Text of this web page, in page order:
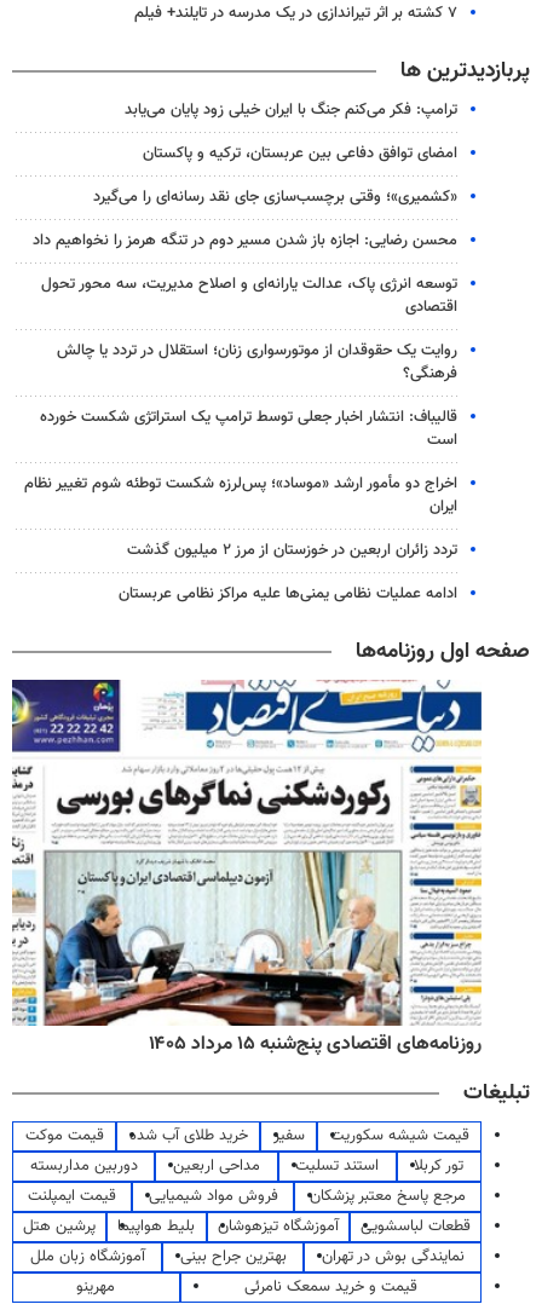
۷ کشته بر اثر تیراندازی در یک مدرسه در تایلند+ فیلم
پربازدیدترین ها
ترامپ: فکر می‌کنم جنگ با ایران خیلی زود پایان می‌یابد
امضای توافق دفاعی بین عربستان، ترکیه و پاکستان
«کشمیری»؛ وقتی برچسب‌سازی جای نقد رسانه‌ای را می‌گیرد
محسن رضایی: اجازه باز شدن مسیر دوم در تنگه هرمز را نخواهیم داد
توسعه انرژی پاک، عدالت یارانه‌ای و اصلاح مدیریت، سه محور تحول
اقتصادی
روایت یک حقوقدان از موتورسواری زنان؛ استقلال در تردد یا چالش
فرهنگی؟
قالیباف: انتشار اخبار جعلی توسط ترامپ یک استراتژی شکست خورده
است
اخراج دو مأمور ارشد «موساد»؛ پس‌لرزه شکست توطئه شوم تغییر نظام
ایران
تردد زائران اربعین در خوزستان از مرز ۲ میلیون گذشت
ادامه عملیات نظامی یمنی‌ها علیه مراکز نظامی عربستان
صفحه اول روزنامه‌ها
روزنامه‌های اقتصادی پنج‌شنبه ۱۵ مرداد ۱۴۰۵
تبلیغات
قیمت شیشه سکوریت سفیر خرید طلای آب شده
قیمت موکت
تور کربلا
استند تسلیت مداحی اربعین
دوربین مداربسته
مرجع پاسخ معتبر پزشکان
فروش مواد شیمیایی
قیمت ایمپلنت
قطعات لباسشویی
آموزشگاه تیزهوشان بلیط هواپیما
پرشین هتل
نمایندگی بوش در تهران
بهترین جراح بینی
آموزشگاه زبان ملل
قیمت و خرید سمعک نامرئی
مهرینو